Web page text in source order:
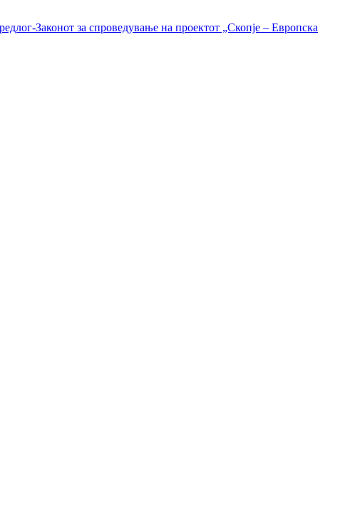
Законот за спроведување на проектот „Скопје – Европска